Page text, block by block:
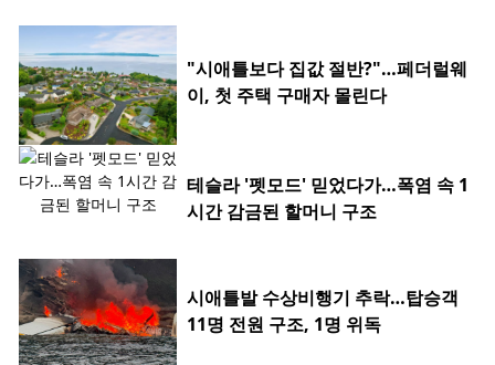
"시애틀보다 집값 절반?"…페더럴웨
이, 첫 주택 구매자 몰린다
테슬라 '펫모드' 믿었다가…폭염 속 1
시간 감금된 할머니 구조
시애틀발 수상비행기 추락…탑승객
11명 전원 구조, 1명 위독